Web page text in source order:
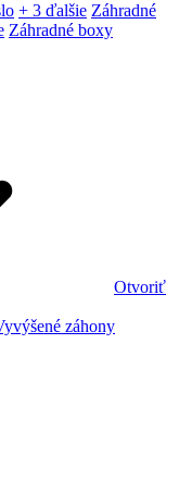
+ 3 ďalšie Záhradné
Záhradné boxy
Otvoriť
záhony